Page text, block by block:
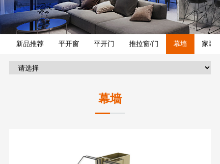
新品推荐 平开窗 平开门 推拉窗/门 幕墙 家装
幕墙